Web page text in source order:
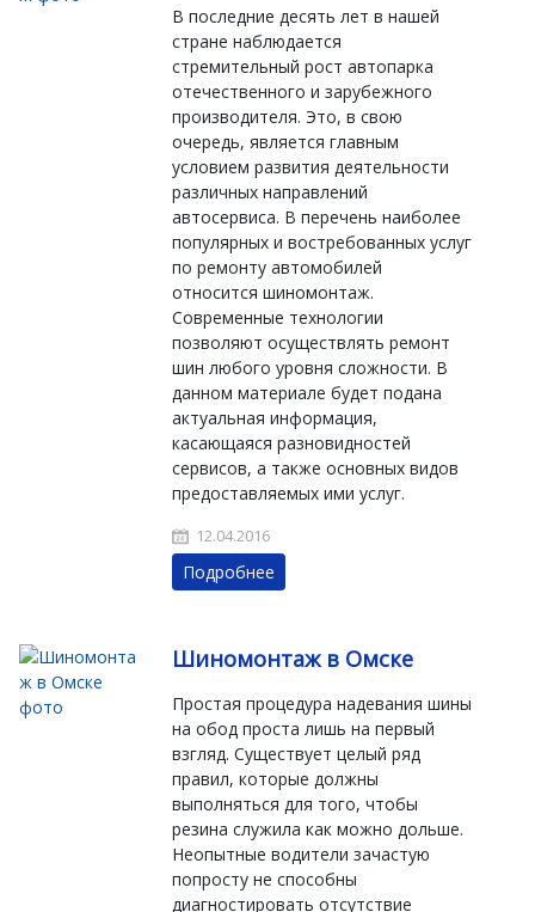
В последние десять лет в нашей
стране наблюдается
стремительный рост автопарка
отечественного и зарубежного
производителя. Это, в свою
очередь, является главным
условием развития деятельности
различных направлений
автосервиса. В перечень наиболее
популярных и востребованных услуг
по ремонту автомобилей
относится шиномонтаж.
Современные технологии
позволяют осуществлять ремонт
шин любого уровня сложности. В
данном материале будет подана
актуальная информация,
касающаяся разновидностей
сервисов, а также основных видов
предоставляемых ими услуг.
12.04.2016
Подробнее
Шиномонтаж в Омске
Простая процедура надевания шины
на обод проста лишь на первый
взгляд. Существует целый ряд
правил, которые должны
выполняться для того, чтобы
резина служила как можно дольше.
Неопытные водители зачастую
попросту не способны
диагностировать отсутствие